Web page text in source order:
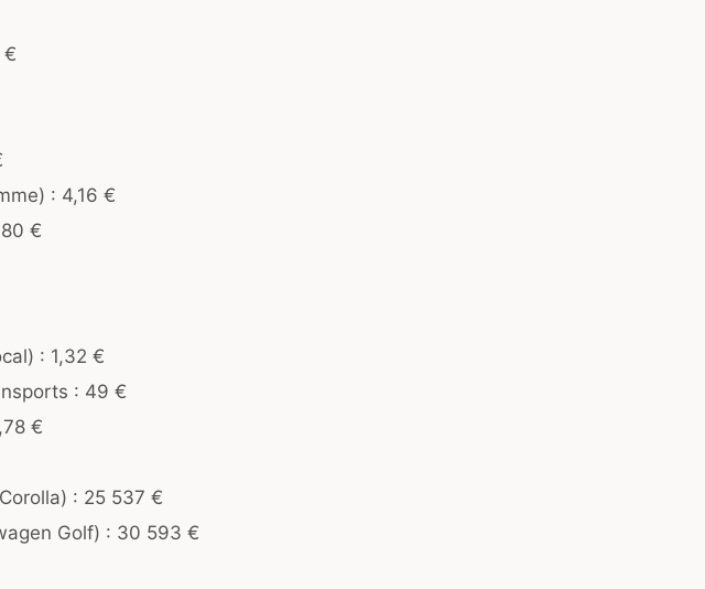
€
: 4,16 €
€
: 1,32 €
: 49 €
€
: 25 537 €
Golf) : 30 593 €